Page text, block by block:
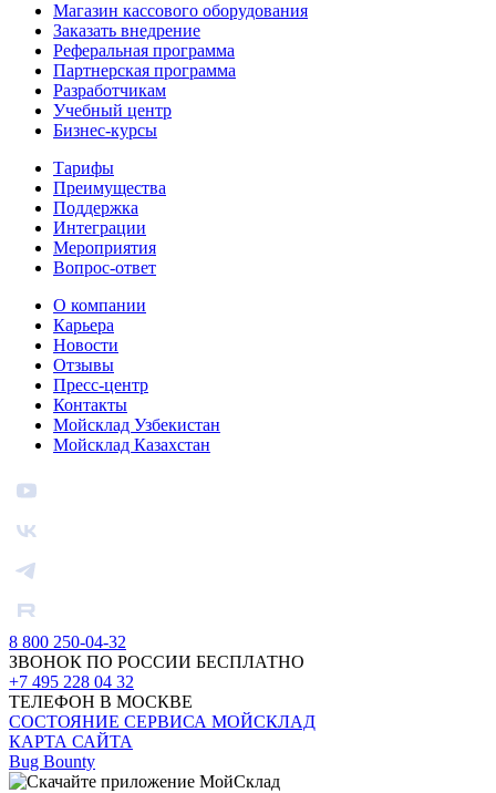
Магазин кассового оборудования
Заказать внедрение
Реферальная программа
Партнерская программа
Разработчикам
Учебный центр
Бизнес‑курсы
Тарифы
Преимущества
Поддержка
Интеграции
Мероприятия
Вопрос-ответ
О компании
Карьера
Новости
Отзывы
Пресс-центр
Контакты
Мойсклад Узбекистан
Мойсклад Казахстан
8 800 250-04-32
ЗВОНОК ПО РОССИИ БЕСПЛАТНО
+7 495 228 04 32
ТЕЛЕФОН В МОСКВЕ
СОСТОЯНИЕ СЕРВИСА МОЙСКЛАД
КАРТА САЙТА
Bug Bounty